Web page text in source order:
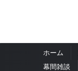
ホーム
幕間雑談